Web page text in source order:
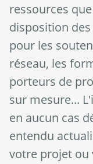
ressources
disposition
pour les
réseau, les
porteurs de
sur mesure...
en aucun cas
entendu
votre projet ou